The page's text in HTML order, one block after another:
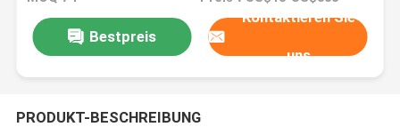
Bestpreis
Kontaktieren Sie
uns
PRODUKT-BESCHREIBUNG